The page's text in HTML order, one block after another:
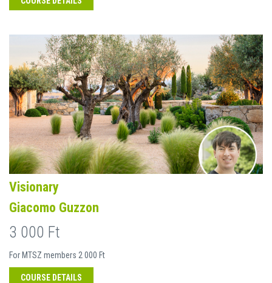
Visionary
Giacomo Guzzon
3 000 Ft
For MTSZ members 2 000 Ft
COURSE DETAILS